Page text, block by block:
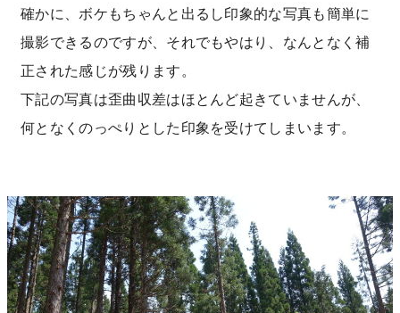
確かに、ボケもちゃんと出るし印象的な写真も簡単に
撮影できるのですが、それでもやはり、なんとなく補
正された感じが残ります。
下記の写真は歪曲収差はほとんど起きていませんが、
何となくのっぺりとした印象を受けてしまいます。